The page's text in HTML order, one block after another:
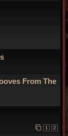
From The
1 2